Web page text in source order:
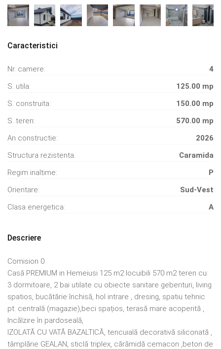
Caracteristici
Nr. camere:
4
S. utila:
125.00 mp
S. construita:
150.00 mp
S. teren:
570.00 mp
An constructie:
2026
Structura rezistenta:
Caramida
Regim inaltime:
P
Orientare:
Sud-Vest
Clasa energetica:
A
Descriere
Comision 0
Casă PREMIUM in Hemeiusi 125 m2 locuibili 570 m2 teren cu:
3 dormitoare, 2 bai utilate cu obiecte sanitare geberituri, living
spatios, bucătărie închisă, hol intrare , dresing, spatiu tehnic
pt. centrală (magazie),beci spațios, terasă mare acoperită ,
Incălzire în pardoseală,
IZOLATĂ CU VATĂ BAZALTICĂ, tencuială decorativă siliconată ,
tâmplărie GEALAN, sticlă triplex, cărămidă cemacon ,beton de